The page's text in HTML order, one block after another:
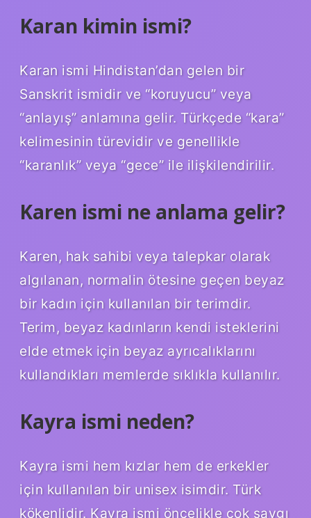
Karan kimin ismi?
Karan ismi Hindistan’dan gelen bir
Sanskrit ismidir ve “koruyucu” veya
“anlayış” anlamına gelir. Türkçede “kara”
kelimesinin türevidir ve genellikle
“karanlık” veya “gece” ile ilişkilendirilir.
Karen ismi ne anlama gelir?
Karen, hak sahibi veya talepkar olarak
algılanan, normalin ötesine geçen beyaz
bir kadın için kullanılan bir terimdir.
Terim, beyaz kadınların kendi isteklerini
elde etmek için beyaz ayrıcalıklarını
kullandıkları memlerde sıklıkla kullanılır.
Kayra ismi neden?
Kayra ismi hem kızlar hem de erkekler
için kullanılan bir unisex isimdir. Türk
kökenlidir. Kayra ismi öncelikle çok saygı